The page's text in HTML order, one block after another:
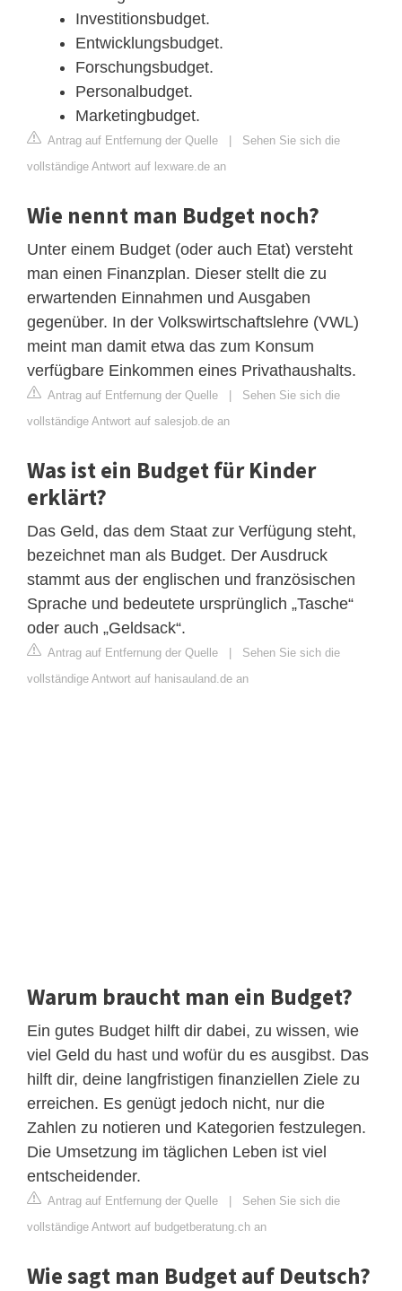
Investitionsbudget.
Entwicklungsbudget.
Forschungsbudget.
Personalbudget.
Marketingbudget.
Antrag auf Entfernung der Quelle | Sehen Sie sich die
vollständige Antwort auf lexware.de an
Wie nennt man Budget noch?
Unter einem Budget (oder auch Etat) versteht
man einen Finanzplan. Dieser stellt die zu
erwartenden Einnahmen und Ausgaben
gegenüber. In der Volkswirtschaftslehre (VWL)
meint man damit etwa das zum Konsum
verfügbare Einkommen eines Privathaushalts.
Antrag auf Entfernung der Quelle | Sehen Sie sich die
vollständige Antwort auf salesjob.de an
Was ist ein Budget für Kinder
erklärt?
Das Geld, das dem Staat zur Verfügung steht,
bezeichnet man als Budget. Der Ausdruck
stammt aus der englischen und französischen
Sprache und bedeutete ursprünglich „Tasche“
oder auch „Geldsack“.
Antrag auf Entfernung der Quelle | Sehen Sie sich die
vollständige Antwort auf hanisauland.de an
Warum braucht man ein Budget?
Ein gutes Budget hilft dir dabei, zu wissen, wie
viel Geld du hast und wofür du es ausgibst. Das
hilft dir, deine langfristigen finanziellen Ziele zu
erreichen. Es genügt jedoch nicht, nur die
Zahlen zu notieren und Kategorien festzulegen.
Die Umsetzung im täglichen Leben ist viel
entscheidender.
Antrag auf Entfernung der Quelle | Sehen Sie sich die
vollständige Antwort auf budgetberatung.ch an
Wie sagt man Budget auf Deutsch?